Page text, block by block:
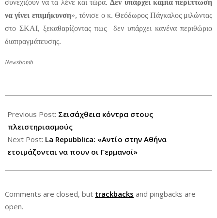
συνεχίζουν να τα λένε και τώρα.Δεν υπάρχει καμία περίπτωση
να γίνει επιμήκυνση», τόνισε ο κ. Θεόδωρος Πάγκαλος μιλώντας
στο ΣΚΑΙ, ξεκαθαρίζοντας πως δεν υπάρχει κανένα περιθώριο
διαπραγμάτευσης.
Newsbomb
08-
14
Previous Post: Σεισάχθεια κόντρα στους
πλειστηριασμούς
Next Post: La Repubblica: «Αντίο στην Αθήνα
ετοιμάζονται να πουν οι Γερμανοί»
Comments are closed, but trackbacks and pingbacks are
open.